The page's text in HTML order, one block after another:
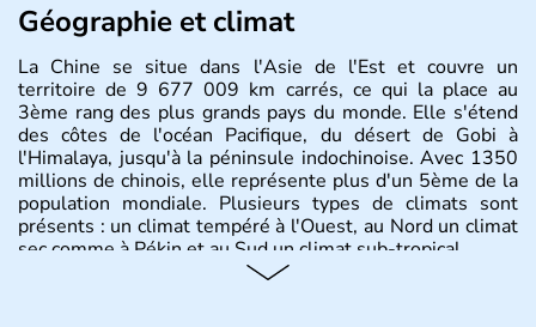
Géographie et climat
La Chine se situe dans l'Asie de l'Est et couvre un
territoire de 9 677 009 km carrés, ce qui la place au
3ème rang des plus grands pays du monde. Elle s'étend
des côtes de l'océan Pacifique, du désert de Gobi à
l'Himalaya, jusqu'à la péninsule indochinoise. Avec 1350
millions de chinois, elle représente plus d'un 5ème de la
population mondiale. Plusieurs types de climats sont
présents : un climat tempéré à l'Ouest, au Nord un climat
sec comme à Pékin et au Sud un climat sub-tropical.